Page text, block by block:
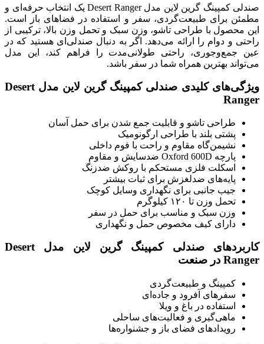
صندلی کمپینگ گرین لاین مدل Desert Ranger یک انتخاب حرفه‌ای و
مطمئن برای طبیعت‌گردی، سفر و استفاده در فضاهای باز است.
این محصول با طراحی تاشو، وزن سبک و تحمل وزن بالا، ترکیبی از
راحتی و دوام را ارائه می‌دهد. اگر به دنبال صندلی‌ای هستید که در
عین جمع‌وجوری، راحتی طولانی‌مدت را فراهم کند، این مدل
می‌تواند بهترین همراه شما در سفر باشد.
ویژگی‌های کلیدی صندلی کمپینگ گرین لاین مدل Desert
Ranger
طراحی تاشو و قابلیت جمع شدن برای حمل آسان
پشتی بلند با طراحی ارگونومیک
نشیمن‌گاه مقاوم و راحت با فوم داخلی
پارچه Oxford 600D ضدسایش و مقاوم
اسکلت فلزی مستحکم با روکش ضدزنگ
پایه‌های ضدلغزش برای ثبات بیشتر
جیب جانبی برای نگهداری وسایل کوچک
تحمل وزن تا ۱۲۰ کیلوگرم
وزن سبک و مناسب برای حمل در سفر
دارای کیف مخصوص حمل و نگهداری
کاربردهای صندلی کمپینگ گرین لاین مدل Desert
Ranger در صنعت
کمپینگ و طبیعت‌گردی
سفرهای آفرود و جاده‌ای
استفاده در باغ و ویلا
ماهی‌گیری و فعالیت‌های ساحلی
رویدادهای فضای باز و جشنواره‌ها